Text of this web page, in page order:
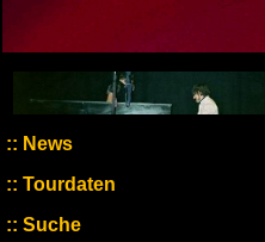
News
Tourdaten
Suche